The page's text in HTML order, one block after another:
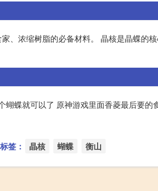
、浓缩树脂的必备材料。 晶核是晶蝶的
蝶就可以了 原神游戏里面香菱最后要的
签： 晶核 蝴蝶 衡山